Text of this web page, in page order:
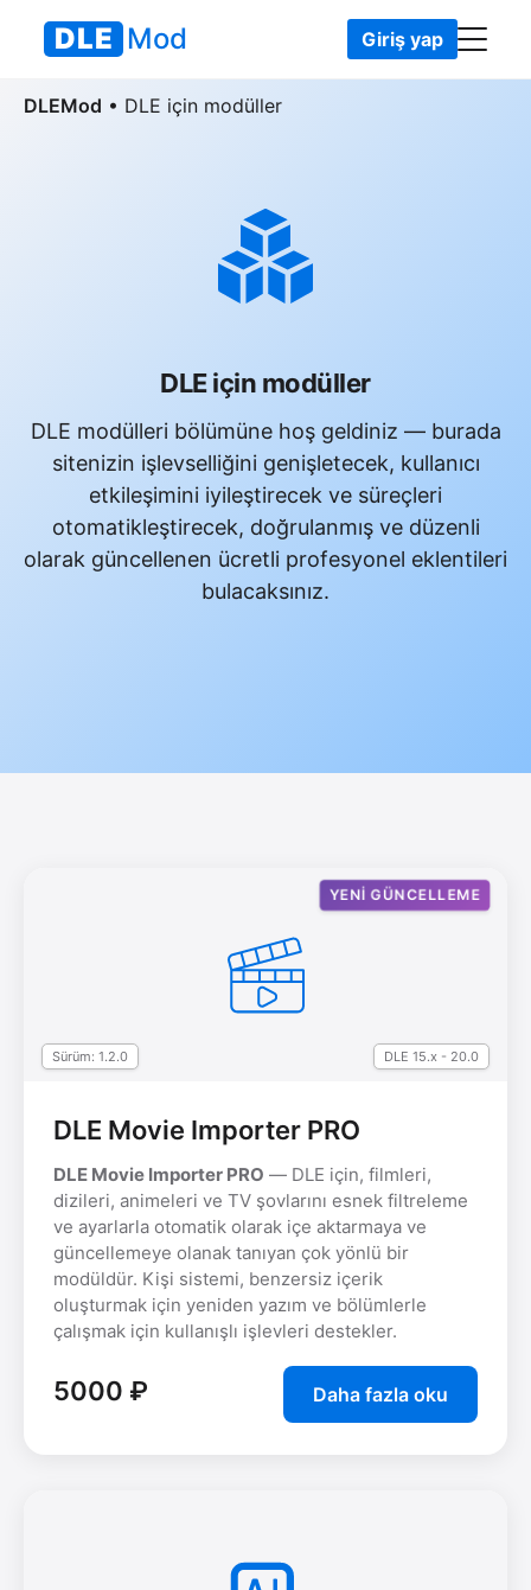
DLE Mod Giriş yap
DLEMod • DLE için modüller
DLE için modüller
DLE modülleri bölümüne hoş geldiniz — burada
sitenizin işlevselliğini genişletecek, kullanıcı
etkileşimini iyileştirecek ve süreçleri
otomatikleştirecek, doğrulanmış ve düzenli
olarak güncellenen ücretli profesyonel eklentileri
bulacaksınız.
YENI GÜNCELLEME
Sürüm: 1.2.0 DLE 15.x - 20.0
DLE Movie Importer PRO
DLE Movie Importer PRO — DLE için, filmleri,
dizileri, animeleri ve TV şovlarını esnek filtreleme
ve ayarlarla otomatik olarak içe aktarmaya ve
güncellemeye olanak tanıyan çok yönlü bir
modüldür. Kişi sistemi, benzersiz içerik
oluşturmak için yeniden yazım ve bölümlerle
çalışmak için kullanışlı işlevleri destekler.
5000 ₽ Daha fazla oku